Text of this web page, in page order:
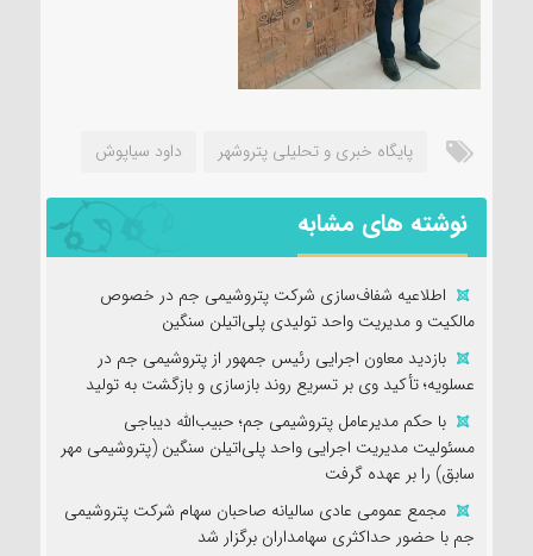
پایگاه خبری و تحلیلی پتروشهر داود سیاپوش
نوشته های مشابه
اطلاعیه شفاف‌سازی شرکت پتروشیمی جم در خصوص
مالکیت و مدیریت واحد تولیدی پلی‌اتیلن سنگین
بازدید معاون اجرایی رئیس جمهور از پتروشیمی جم در
عسلویه؛ تأکید وی بر تسریع روند بازسازی و بازگشت به تولید
با حکم مدیرعامل پتروشیمی جم؛ حبیب‌الله دیباجی
مسئولیت مدیریت اجرایی واحد پلی‌اتیلن سنگین (پتروشیمی مهر
سابق) را بر عهده گرفت
مجمع عمومی عادی سالیانه صاحبان سهام شرکت پتروشیمی
جم با حضور حداکثری سهامداران برگزار شد